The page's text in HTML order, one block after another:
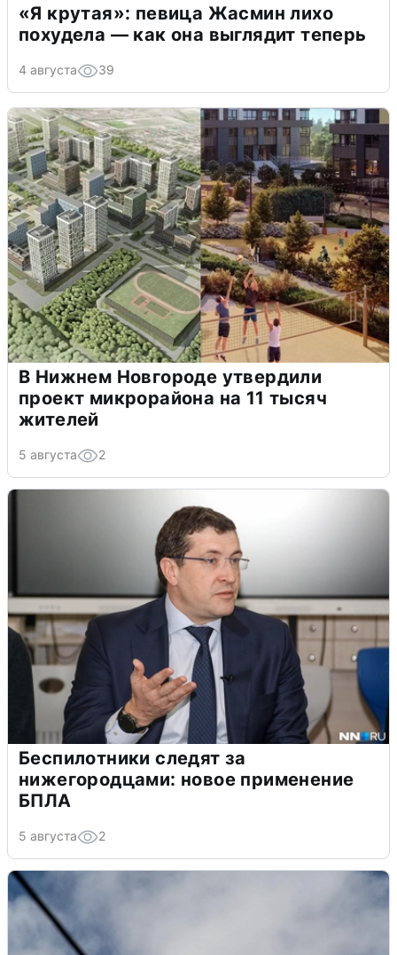
«Я крутая»: певица Жасмин лихо
похудела — как она выглядит теперь
4 августа 39
В Нижнем Новгороде утвердили
проект микрорайона на 11 тысяч
жителей
5 августа 2
Беспилотники следят за
нижегородцами: новое применение
БПЛА
5 августа 2